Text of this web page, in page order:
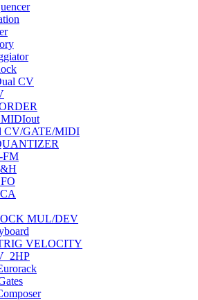
CV
CV/GATE/MIDI
FM
MUL/DEV
VELOCITY